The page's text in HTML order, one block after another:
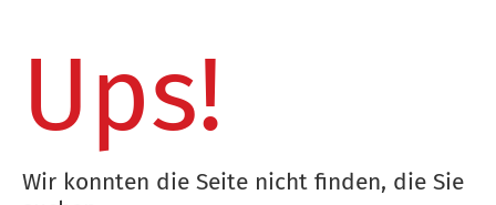
Ups!
Wir konnten die Seite nicht finden, die Sie